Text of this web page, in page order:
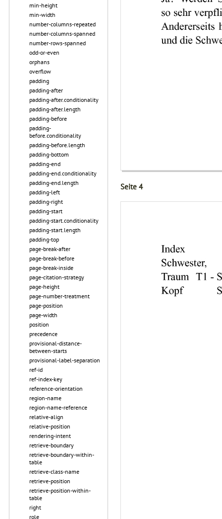
min-height
min-width
number-columns-repeated
number-columns-spanned
number-rows-spanned
odd-or-even
orphans
overflow
padding
padding-after
padding-after.conditionality
padding-after.length
padding-before
padding-
before.conditionality
padding-before.length
padding-bottom
padding-end
padding-end.conditionality
padding-end.length
padding-left
padding-right
padding-start
padding-start.conditionality
padding-start.length
padding-top
page-break-after
page-break-before
page-break-inside
page-citation-strategy
page-height
page-number-treatment
page-position
page-width
position
precedence
provisional-distance-
between-starts
provisional-label-separation
ref-id
ref-index-key
reference-orientation
region-name
region-name-reference
relative-align
relative-position
rendering-intent
retrieve-boundary
retrieve-boundary-within-
table
retrieve-class-name
retrieve-position
retrieve-position-within-
table
right
role
Seite 4